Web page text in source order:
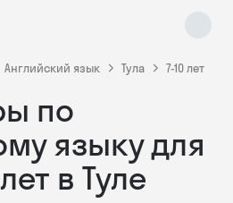
Английский язык Тула 7-10 лет
по
языку для
в Туле